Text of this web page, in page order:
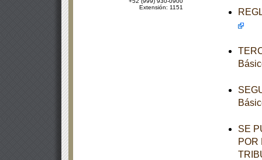
Extensión: 1151
SE
POR